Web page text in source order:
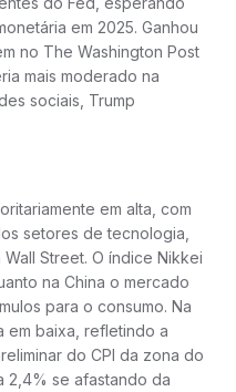
em 2025. Ganhou
no The Washington Post
mais moderado na
sociais, Trump
em alta, com
setores de tecnologia,
Street. O índice Nikkei
na China o mercado
para o consumo. Na
em baixa, refletindo a
do CPI da zona do
2,4% se afastando da